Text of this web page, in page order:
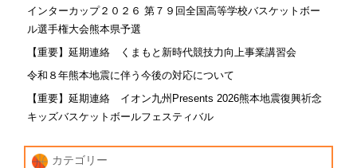
インターカップ２０２６ 第７９回全国高等学校バスケットボー
ル選手権大会熊本県予選
【重要】延期連絡 くまもと新時代競技力向上事業講習会
令和８年熊本地震に伴う今後の対応について
【重要】延期連絡 イオン九州Presents 2026熊本地震復興祈念
キッズバスケットボールフェスティバル
カテゴリー